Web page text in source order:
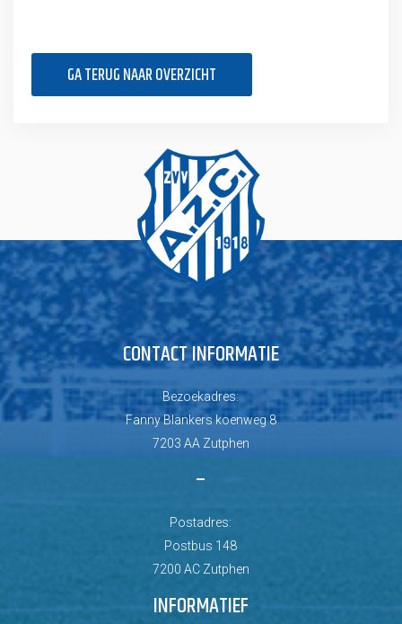
GA TERUG NAAR OVERZICHT
CONTACT INFORMATIE
Bezoekadres:
Fanny Blankers koenweg 8
7203 AA Zutphen
–
Postadres:
Postbus 148
7200 AC Zutphen
INFORMATIEF